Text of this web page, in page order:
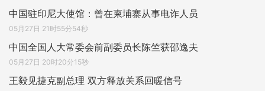
中国驻印尼大使馆：曾在柬埔寨从事电诈人员
05月27日 21时55分54秒
中国全国人大常委会前副委员长陈竺获邵逸夫
05月27日 20时20分15秒
王毅见捷克副总理 双方释放关系回暖信号